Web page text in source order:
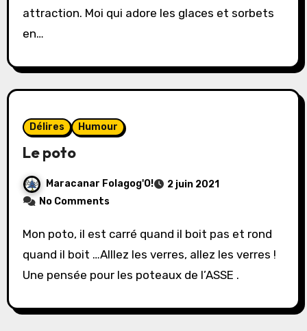
attraction. Moi qui adore les glaces et sorbets
en…
Délires Humour
Le poto
Maracanar Folagog'O!
2 juin 2021
No Comments
Mon poto, il est carré quand il boit pas et rond
quand il boit …Alllez les verres, allez les verres !
Une pensée pour les poteaux de l’ASSE .